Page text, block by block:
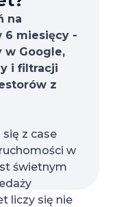
na
6 miesięcy -
w Google,
i filtracji
z
z case
w
świetnym
liczy się nie